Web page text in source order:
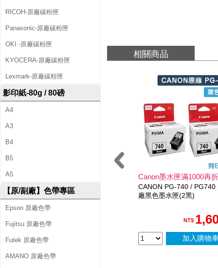
色
高
容
量
墨
水
RICOH-原廠碳粉匣
Panasonic-原廠碳粉匣
OKI -原廠碳粉匣
KYOCERA-原廠碳粉匣
Lexmark-原廠碳粉匣
影印紙-80g / 80磅
A4
A3
B4
B5
A5
【原/副廠】色帶專區
Epson 原廠色帶
Fujitsu 原廠色帶
Futek 原廠色帶
AMANO 原廠色帶
相關商品
Canon墨水匣滿1000再
CANON PG-740 / PG740
廠黑色墨水匣(2黑)
NT$
加入購物